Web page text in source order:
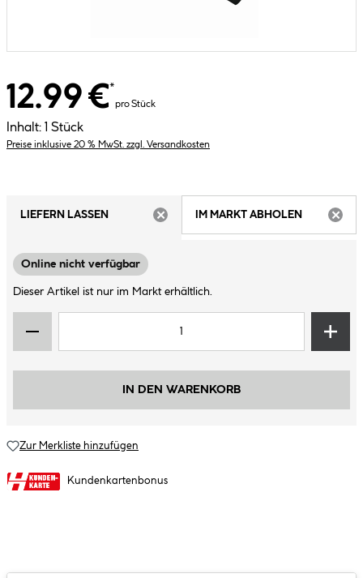
12.99 €*
pro Stück
Inhalt: 1 Stück
Preise inklusive 20 % MwSt. zzgl. Versandkosten
LIEFERN LASSEN
IM MARKT ABHOLEN
Online nicht verfügbar
Dieser Artikel ist nur im Markt erhältlich.
IN DEN WARENKORB
Zur Merkliste hinzufügen
Kundenkartenbonus